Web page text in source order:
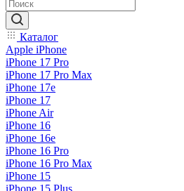
Каталог
Apple iPhone
iPhone 17 Pro
iPhone 17 Pro Max
iPhone 17e
iPhone 17
iPhone Air
iPhone 16
iPhone 16e
iPhone 16 Pro
iPhone 16 Pro Max
iPhone 15
iPhone 15 Plus